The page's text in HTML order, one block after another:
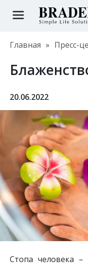
Главная » Пресс-
20.06.2022
Стопа человека